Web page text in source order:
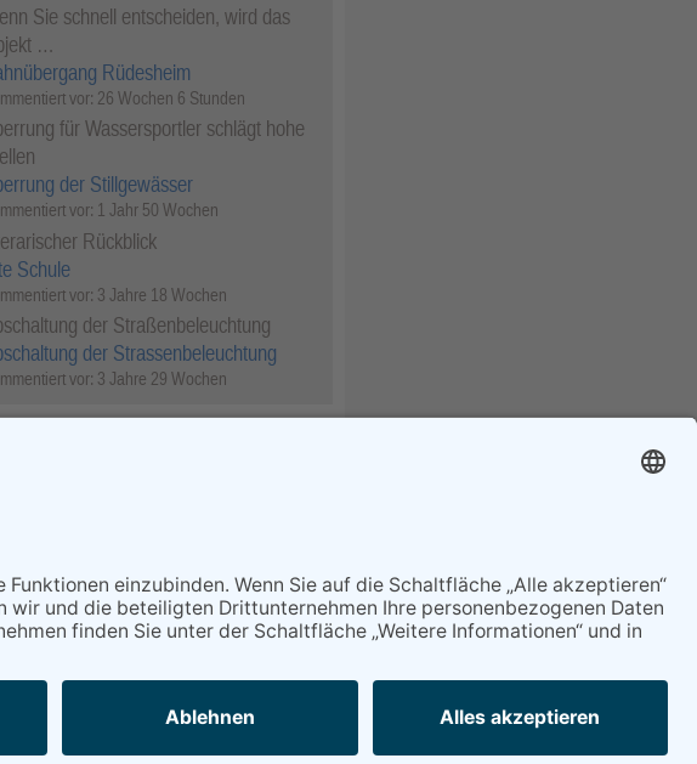
Sie schnell entscheiden, wird das
…
Rüdesheim
vor: 26 Wochen 6 Stunden
für Wassersportler schlägt hohe
der Stillgewässer
vor: 1 Jahr 50 Wochen
Rückblick
Schule
vor: 3 Jahre 18 Wochen
der Straßenbeleuchtung
der Strassenbeleuchtung
vor: 3 Jahre 29 Wochen